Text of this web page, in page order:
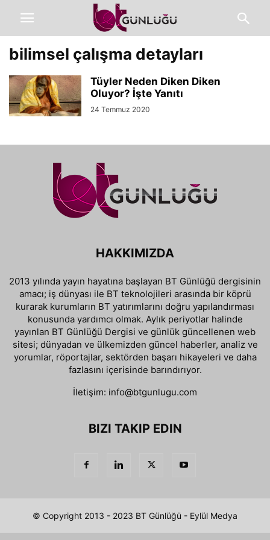
bilimsel çalışma detayları
Tüyler Neden Diken Diken
Oluyor? İşte Yanıtı
24 Temmuz 2020
HAKKIMIZDA
2013 yılında yayın hayatına başlayan BT Günlüğü dergisinin
amacı; iş dünyası ile BT teknolojileri arasında bir köprü
kurarak kurumların BT yatırımlarını doğru yapılandırması
konusunda yardımcı olmak. Aylık periyotlar halinde
yayınlan BT Günlüğü Dergisi ve günlük güncellenen web
sitesi; dünyadan ve ülkemizden güncel haberler, analiz ve
yorumlar, röportajlar, sektörden başarı hikayeleri ve daha
fazlasını içerisinde barındırıyor.
İletişim: info@btgunlugu.com
BIZI TAKIP EDIN
© Copyright 2013 - 2023 BT Günlüğü - Eylül Medya